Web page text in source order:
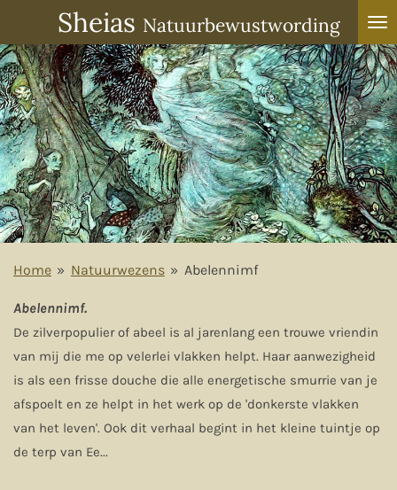
direct
naar
de
hoofdinhoud
Sheias Natuurbewustwording
Home » Natuurwezens » Abelennimf
Abelennimf.
De zilverpopulier of abeel is al jarenlang een trouwe vriendin
van mij die me op velerlei vlakken helpt. Haar aanwezigheid
is als een frisse douche die alle energetische smurrie van je
afspoelt en ze helpt in het werk op de 'donkerste vlakken
van het leven'. Ook dit verhaal begint in het kleine tuintje op
de terp van Ee...